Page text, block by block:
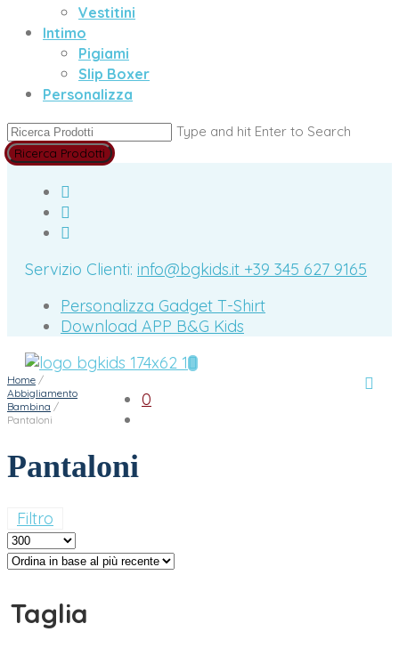
Vestitini
Intimo
Pigiami
Slip Boxer
Personalizza
Type and hit Enter to Search
Servizio Clienti: info@bgkids.it +39 345 627 9165
Personalizza Gadget T-Shirt
Download APP B&G Kids
0
Home /
Abbigliamento
Bambina /
Pantaloni
Pantaloni
Filtro
Taglia